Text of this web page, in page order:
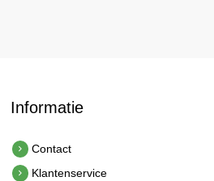
Informatie
Contact
Klantenservice